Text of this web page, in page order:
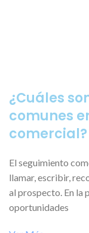
¿Cuáles
comunes
comercial?
El seguimiento
llamar, escribir,
al prospecto. En la
oportunidades